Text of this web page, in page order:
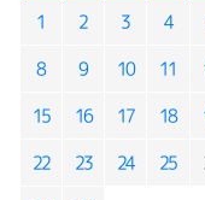
1 2 3 4
8 9 10 11
15 16 17 18
22 23 24 25